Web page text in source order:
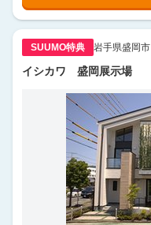
SUUMO特典 岩手県盛岡市
イシカワ 盛岡展示場